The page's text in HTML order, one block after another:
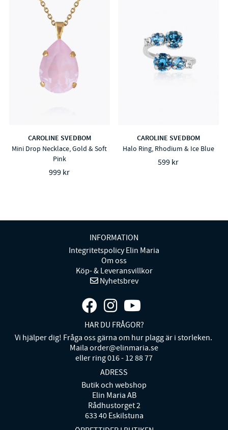
CAROLINE SVEDBOM
Mini Drop Necklace, Gold & Soft
Pink
999 kr
CAROLINE SVEDBOM
Halo Ring, Rhodium & Ice Blue
599 kr
INFORMATION
Integritetspolicy Elin Maria
Om oss
Köp- & Leveransvillkor
Nyhetsbrev
HAR DU FRÅGOR?
Vi hjälper dig! Fråga oss gärna om hur plagg är i storleken.
Maila order@elinmaria.se
eller ring 016 - 12 88 77
ADRESS
Butik och webshop
Elin Maria AB
Rådhustorget 2
633 40 Eskilstuna